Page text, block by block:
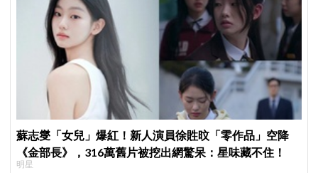
蘇志燮「女兒」爆紅！新人演員徐貹旼「零作品」空降
《金部長》，316萬舊片被挖出網驚呆：星味藏不住！
明星